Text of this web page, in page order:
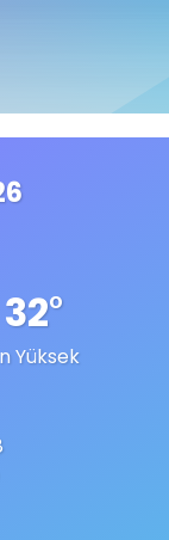
32°
Yüksek